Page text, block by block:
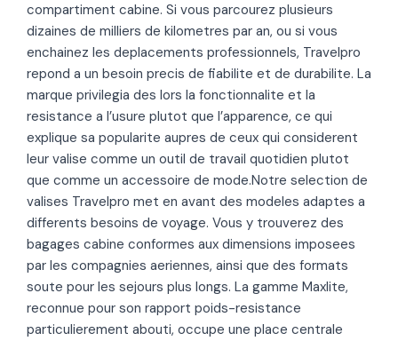
compartiment cabine. Si vous parcourez plusieurs
dizaines de milliers de kilometres par an, ou si vous
enchainez les deplacements professionnels, Travelpro
repond a un besoin precis de fiabilite et de durabilite. La
marque privilegia des lors la fonctionnalite et la
resistance a l’usure plutot que l’apparence, ce qui
explique sa popularite aupres de ceux qui considerent
leur valise comme un outil de travail quotidien plutot
que comme un accessoire de mode.Notre selection de
valises Travelpro met en avant des modeles adaptes a
differents besoins de voyage. Vous y trouverez des
bagages cabine conformes aux dimensions imposees
par les compagnies aeriennes, ainsi que des formats
soute pour les sejours plus longs. La gamme Maxlite,
reconnue pour son rapport poids-resistance
particulierement abouti, occupe une place centrale